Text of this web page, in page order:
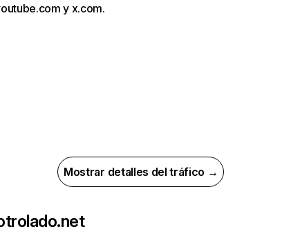
y x.com.
Mostrar detalles del tráfico →